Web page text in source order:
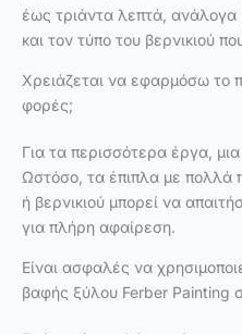
έως τριάντα λεπτά,
και τον τύπο του βερνικιού
Χρειάζεται να εφαρμόσω το
φορές;
Για τα περισσότερα έργα,
Ωστόσο, τα έπιπλα με πολλά
ή βερνικιού μπορεί να
για πλήρη αφαίρεση.
Είναι ασφαλές να
βαφής ξύλου Ferber Painting